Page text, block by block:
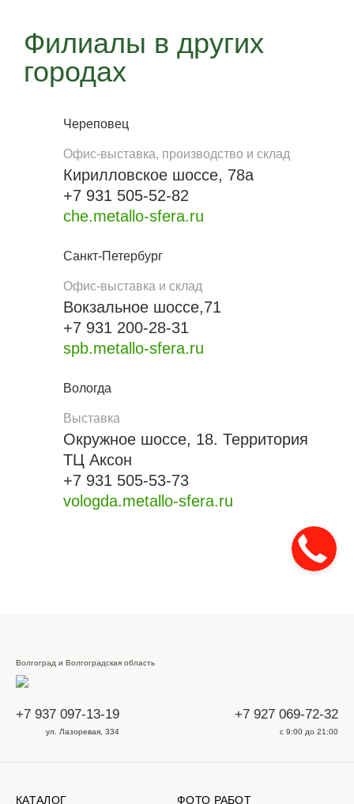
Филиалы в других
городах
Череповец
Офис-выставка, производство и склад
Кирилловское шоссе, 78а
+7 931 505-52-82
che.metallo-sfera.ru
Санкт-Петербург
Офис-выставка и склад
Вокзальное шоссе,71
+7 931 200-28-31
spb.metallo-sfera.ru
Вологда
Выставка
Окружное шоссе, 18. Территория
ТЦ Аксон
+7 931 505-53-73
vologda.metallo-sfera.ru
Волгоград и Волгоградская область
+7 937 097-13-19
ул. Лазоревая, 334
+7 927 069-72-32
с 9:00 до 21:00
КАТАЛОГ ФОТО РАБОТ